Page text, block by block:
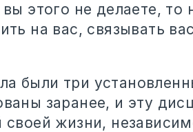
этого не делаете, то
на вас, связывать
были три
заранее, и эту
жизни,